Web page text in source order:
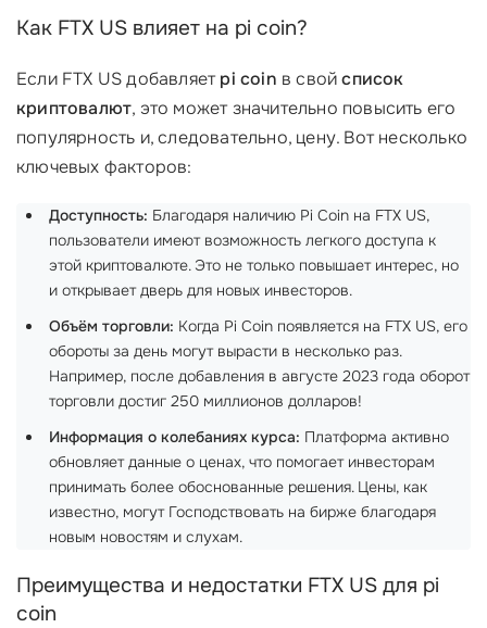
Как FTX US влияет на pi coin?
Если FTX US добавляетpi coin в свойсписок
криптовалют, это может значительно повысить его
популярность и, следовательно, цену. Вот несколько
ключевых факторов:
Доступность: Благодаря наличию Pi Coin на FTX US,
пользователи имеют возможность легкого доступа к
этой криптовалюте. Это не только повышает интерес, но
и открывает дверь для новых инвесторов.
Объём торговли: Когда Pi Coin появляется на FTX US, его
обороты за день могут вырасти в несколько раз.
Например, после добавления в августе 2023 года оборот
торговли достиг 250 миллионов долларов!
Информация о колебаниях курса: Платформа активно
обновляет данные о ценах, что помогает инвесторам
принимать более обоснованные решения. Цены, как
известно, могут Господствовать на бирже благодаря
новым новостям и слухам.
Преимущества и недостатки FTX US для pi
coin